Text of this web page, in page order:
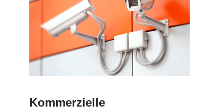
Kommerzielle